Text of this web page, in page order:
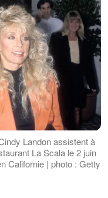
Landon assistent à
La Scala le 2 juin
Californie | photo : Getty